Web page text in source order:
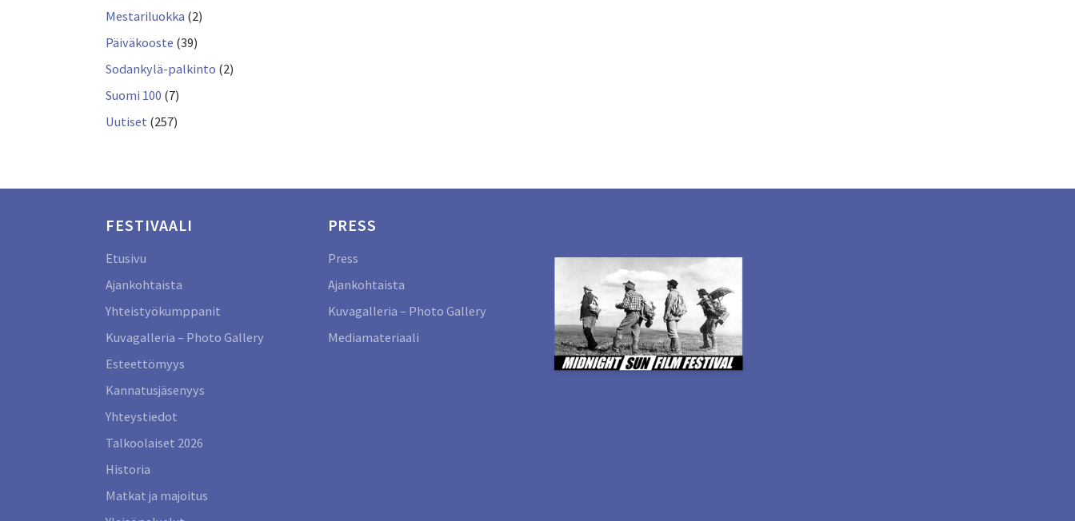
Mestariluokka (2)
Päiväkooste (39)
Sodankylä-palkinto (2)
Suomi 100 (7)
Uutiset (257)
FESTIVAALI
Etusivu
Ajankohtaista
Yhteistyökumppanit
Kuvagalleria – Photo Gallery
Esteettömyys
Kannatusjäsenyys
Yhteystiedot
Talkoolaiset 2026
Historia
Matkat ja majoitus
PRESS
Press
Ajankohtaista
Kuvagalleria – Photo Gallery
Mediamateriaali